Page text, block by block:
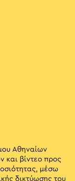
Αθηναίων
και βίντεο προς
μέσω
δικτύωσης του